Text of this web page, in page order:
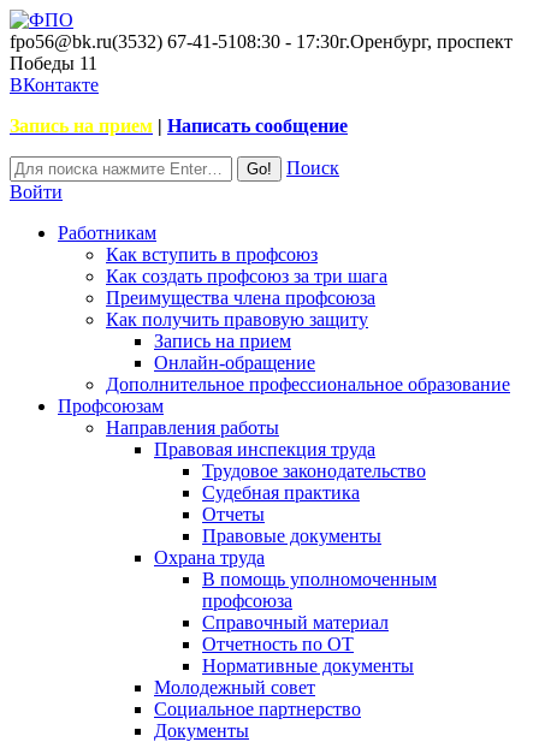
fpo56@bk.ru(3532) 67-41-5108:30 - 17:30г.Оренбург, проспект
Победы 11
ВКонтакте
Запись на прием | Написать сообщение
Поиск
Войти
Работникам
Как вступить в профсоюз
Как создать профсоюз за три шага
Преимущества члена профсоюза
Как получить правовую защиту
Запись на прием
Онлайн-обращение
Дополнительное профессиональное образование
Профсоюзам
Направления работы
Правовая инспекция труда
Трудовое законодательство
Судебная практика
Отчеты
Правовые документы
Охрана труда
В помощь уполномоченным
профсоюза
Справочный материал
Отчетность по ОТ
Нормативные документы
Молодежный совет
Социальное партнерство
Документы